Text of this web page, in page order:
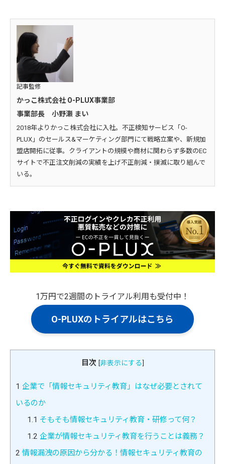
記事監修
かっこ株式会社 O-PLUX事業部
事業部長 小野瀬 まい
2018年よりかっこ株式会社に入社。不正検知サービス「O-
PLUX」のセールス&マーケティング部門にて戦略立案や、新規加
盟店開拓に従事。クライアントの規模や商材に関わらず多数のEC
サイトで不正注文削減の実績を上げ不正削減・撲滅に取り組んで
いる。
1万円で2週間のトライアル利用も受付中！
O-PLUXのトライアルはこちら
目次 [非表示にする]
1 企業で「情報セキュリティ教育」はなぜ必要とされて
いるのか
1.1 そもそも情報セキュリティ教育・研修って何？
1.2 企業が情報セキュリティ教育を行うことは義務？
2 情報漏洩の原因から分かる！情報セキュリティ教育の